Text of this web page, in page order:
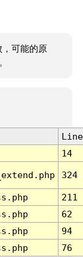
可能的原
Line
14
324
211
62
94
76